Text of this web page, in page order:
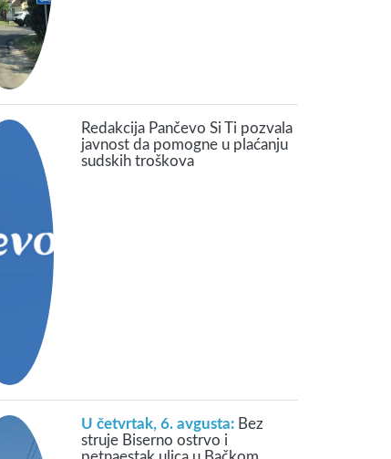
Redakcija Pančevo Si Ti pozvala
javnost da pomogne u plaćanju
sudskih troškova
U četvrtak, 6. avgusta: Bez
struje Biserno ostrvo i